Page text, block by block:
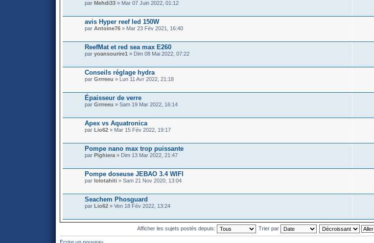
par Mehdi33 » Mar 07 Juin 2022, 01:12
avis Hyper reef led 150W
par Antoine76 » Mar 23 Fév 2021, 16:40
ReefMat et red sea max E260
par yoansourire1 » Dim 08 Mai 2022, 07:22
Conseils réglage hydra
par Grrreeu » Lun 11 Avr 2022, 21:18
Épaisseur de verre
par Grrreeu » Sam 19 Mar 2022, 16:14
Apex vs Aquatronica
par Lio62 » Mar 15 Fév 2022, 19:17
Pompe nano max trop puissante
par Pighiera » Dim 13 Mar 2022, 21:47
Pompe doseuse JEBAO 3.4 WIFI
par lolotahiti » Sam 21 Nov 2020, 13:04
Seachem Phosguard
par Lio62 » Ven 18 Fév 2022, 13:24
Afficher les sujets postés depuis: Trier par